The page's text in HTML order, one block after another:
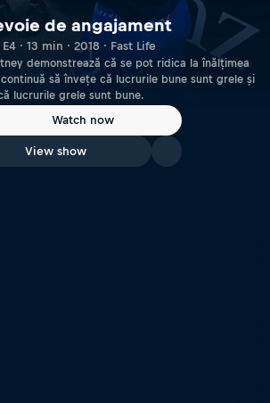
de angajament
E4 · 13 min · 2018 · Fast Life
demonstrează că se pot ridica la înălțimea
să învețe că lucrurile bune sunt grele și
lucrurile grele sunt bune.
Watch now
View show